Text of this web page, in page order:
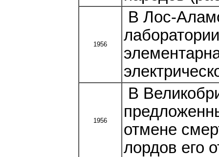
1956
В Лос-
1956
В
отмене
лордов его